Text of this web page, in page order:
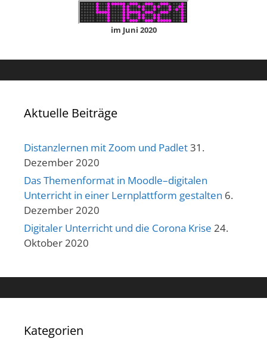
im Juni 2020
Aktuelle Beiträge
Distanzlernen mit Zoom und Padlet31.
Dezember 2020
Das Themenformat in Moodle–digitalen
Unterricht in einer Lernplattform gestalten 6.
Dezember 2020
Digitaler Unterricht und die Corona Krise 24.
Oktober 2020
Kategorien